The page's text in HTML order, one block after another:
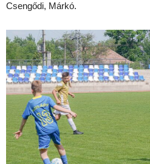
Csengődi, Márkó.